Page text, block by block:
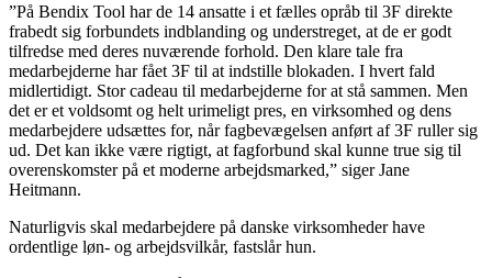
”På Bendix Tool har de 14 ansatte i et fælles opråb til 3F direkte
frabedt sig forbundets indblanding og understreget, at de er godt
tilfredse med deres nuværende forhold. Den klare tale fra
medarbejderne har fået 3F til at indstille blokaden. I hvert fald
midlertidigt. Stor cadeau til medarbejderne for at stå sammen. Men
det er et voldsomt og helt urimeligt pres, en virksomhed og dens
medarbejdere udsættes for, når fagbevægelsen anført af 3F ruller sig
ud. Det kan ikke være rigtigt, at fagforbund skal kunne true sig til
overenskomster på et moderne arbejdsmarked,” siger Jane
Heitmann.
Naturligvis skal medarbejdere på danske virksomheder have
ordentlige løn- og arbejdsvilkår, fastslår hun.